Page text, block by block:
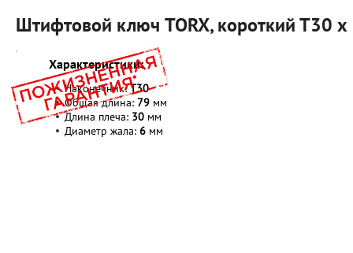
Штифтовой ключ TORX, короткий Т30
Характеристики:
Наконечник:T30
Общая длина: 79 мм
Длина плеча: 30 мм
Диаметр жала: 6 мм